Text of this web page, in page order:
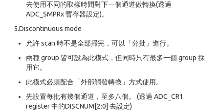
去使用不同的取樣時間對下一個通道做轉換(透過
ADC_SMPRx 暫存器設定)。
5.Discontinuous mode
允許 scan 時不是全部掃完，可以「分批」進行。
兩種 group 皆可設為此模式，但同時只有最多一個 group 採
用它。
此模式必須配合「外部觸發轉換」方式使用。
先設置每批有幾個通道，至多八個。 (透過 ADC_CR1
register 中的DISCNUM[2:0] 去設定)